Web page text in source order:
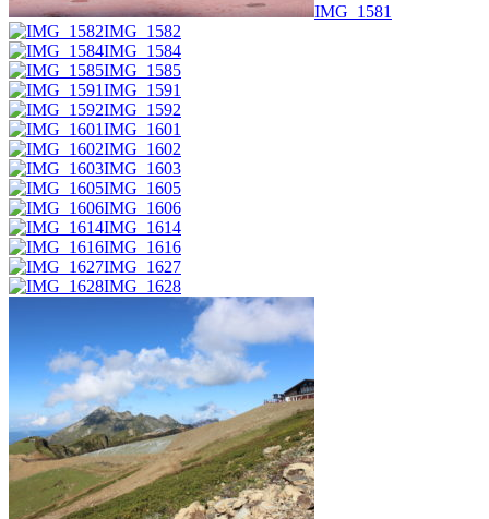
IMG_1581
IMG_1582
IMG_1584
IMG_1585
IMG_1591
IMG_1592
IMG_1601
IMG_1602
IMG_1603
IMG_1605
IMG_1606
IMG_1614
IMG_1616
IMG_1627
IMG_1628